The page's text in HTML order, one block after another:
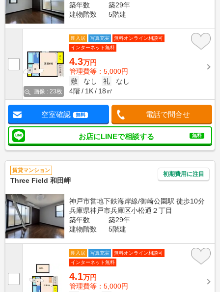
築年数
築29年
建物階数
5階建
画像 : 23枚
即入居 写真充実
無料オンライン相談可
インターネット無料
4.3万円
管理費等：5,000円
敷
なし 礼
なし
4階
1K 18㎡
空室確認 無料 電話で問合せ
お店にLINEで相談する 無料
賃貸マンション
Three Field 和田岬
初期費用に注目
神戸市営地下鉄海岸線/御崎公園駅 徒歩10分
兵庫県神戸市兵庫区小松通２丁目
築年数
築29年
建物階数
5階建
即入居 写真充実
無料オンライン相談可
インターネット無料
4.1万円
管理費等：5,000円